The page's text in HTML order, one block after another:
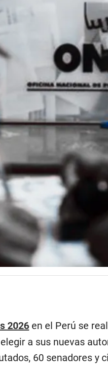
2026 en el Perú se
a sus nuevas
60 senadores y